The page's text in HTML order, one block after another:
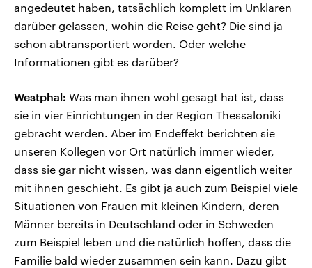
angedeutet haben, tatsächlich komplett im Unklaren
darüber gelassen, wohin die Reise geht? Die sind ja
schon abtransportiert worden. Oder welche
Informationen gibt es darüber?
Westphal: Was man ihnen wohl gesagt hat ist, dass
sie in vier Einrichtungen in der Region Thessaloniki
gebracht werden. Aber im Endeffekt berichten sie
unseren Kollegen vor Ort natürlich immer wieder,
dass sie gar nicht wissen, was dann eigentlich weiter
mit ihnen geschieht. Es gibt ja auch zum Beispiel viele
Situationen von Frauen mit kleinen Kindern, deren
Männer bereits in Deutschland oder in Schweden
zum Beispiel leben und die natürlich hoffen, dass die
Familie bald wieder zusammen sein kann. Dazu gibt